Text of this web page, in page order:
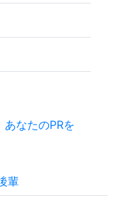
なたのPRを
輩